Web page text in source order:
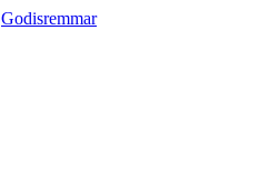
Godisremmar